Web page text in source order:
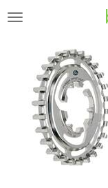
Ga
hoofdinhoud